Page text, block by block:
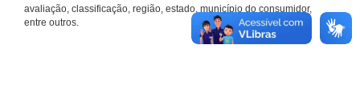
avaliação, classificação, região, estado, município do consumidor,
entre outros.